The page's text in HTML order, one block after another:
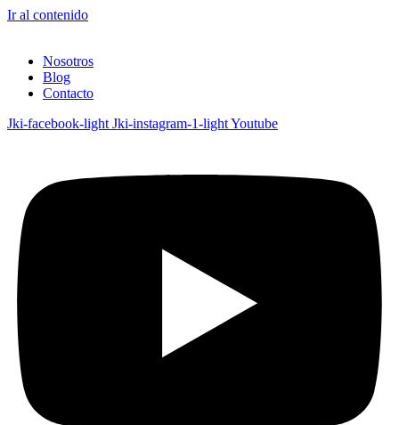
Ir al contenido
Nosotros
Blog
Contacto
Jki-facebook-light Jki-instagram-1-lightYoutube